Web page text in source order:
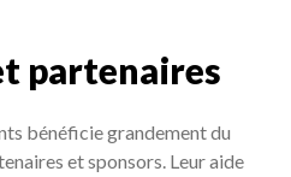
partenaires
bénéficie grandement du
et sponsors. Leur aide